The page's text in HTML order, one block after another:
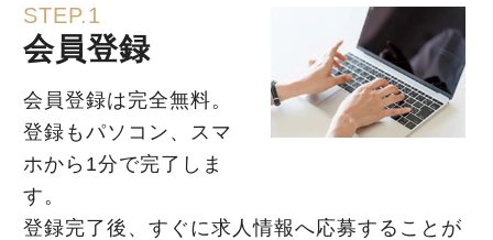
STEP.1
会員登録
会員登録は完全無料。
登録もパソコン、スマ
ホから1分で完了しま
す。
登録完了後、すぐに求人情報へ応募することが